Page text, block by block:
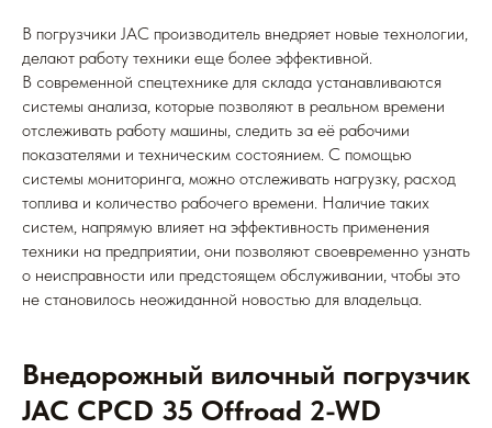
В погрузчики JAC производитель внедряет новые технологии,
делают работу техники еще более эффективной.
В современной спецтехнике для склада устанавливаются
системы анализа, которые позволяют в реальном времени
отслеживать работу машины, следить за её рабочими
показателями и техническим состоянием. С помощью
системы мониторинга, можно отслеживать нагрузку, расход
топлива и количество рабочего времени. Наличие таких
систем, напрямую влияет на эффективность применения
техники на предприятии, они позволяют своевременно узнать
о неисправности или предстоящем обслуживании, чтобы это
не становилось неожиданной новостью для владельца.
Внедорожный вилочный погрузчик
JAC CPCD 35 Offroad 2-WD